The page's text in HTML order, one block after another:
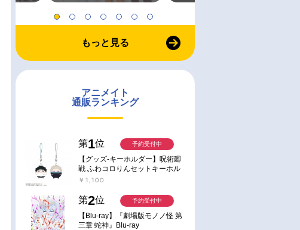
もっと見る
アニメイト
通販ランキング
第1位
【グッズ-キーホルダー】呪術廻
戦 ふわコロりんセットキーホル
ダー【アニメイト特典付】
￥1,100
予約受付中
第2位
【Blu-ray】『劇場版モノノ怪 第
三章 蛇神』Blu-ray
予約受付中